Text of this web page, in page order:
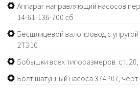
Аппарат направляющий насосов
14-61-136-700 сб
Бесшлицевой валопровод с
2ТЭ10
Бобышки всех типоразмеров. ст. 20;
Болт шатунный насоса 374Р07,